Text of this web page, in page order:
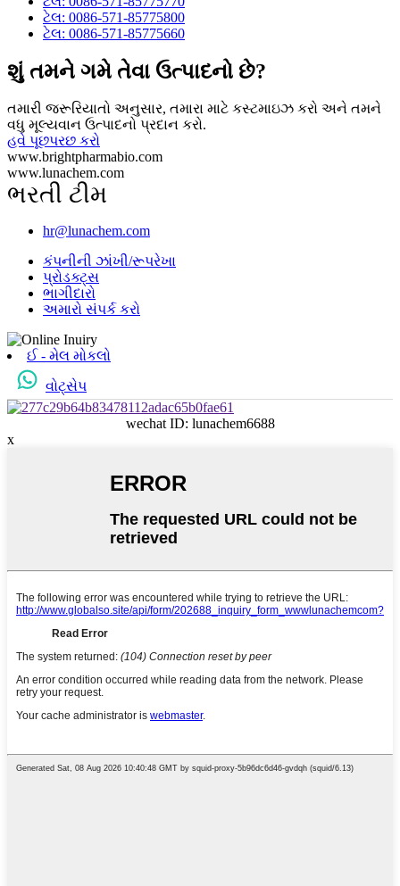
ટેલ: 0086-571-85775800
ટેલ: 0086-571-85775660
શું તમને ગમે તેવા ઉત્પાદનો છે?
તમારી જરૂરિયાતો અનુસાર, તમારા માટે કસ્ટમાઇઝ કરો અને તમને
વધુ મૂલ્યવાન ઉત્પાદનો પ્રદાન કરો.
હવે પૂછપરછ કરો
www.brightpharmabio.com
www.lunachem.com
ભરતી ટીમ
hr@lunachem.com
કંપનીની ઝાંખી/રૂપરેખા
પ્રોડક્ટ્સ
ભાગીદારો
અમારો સંપર્ક કરો
ઈ - મેલ મોકલો
વોટ્સેપ
wechat ID: lunachem6688
x